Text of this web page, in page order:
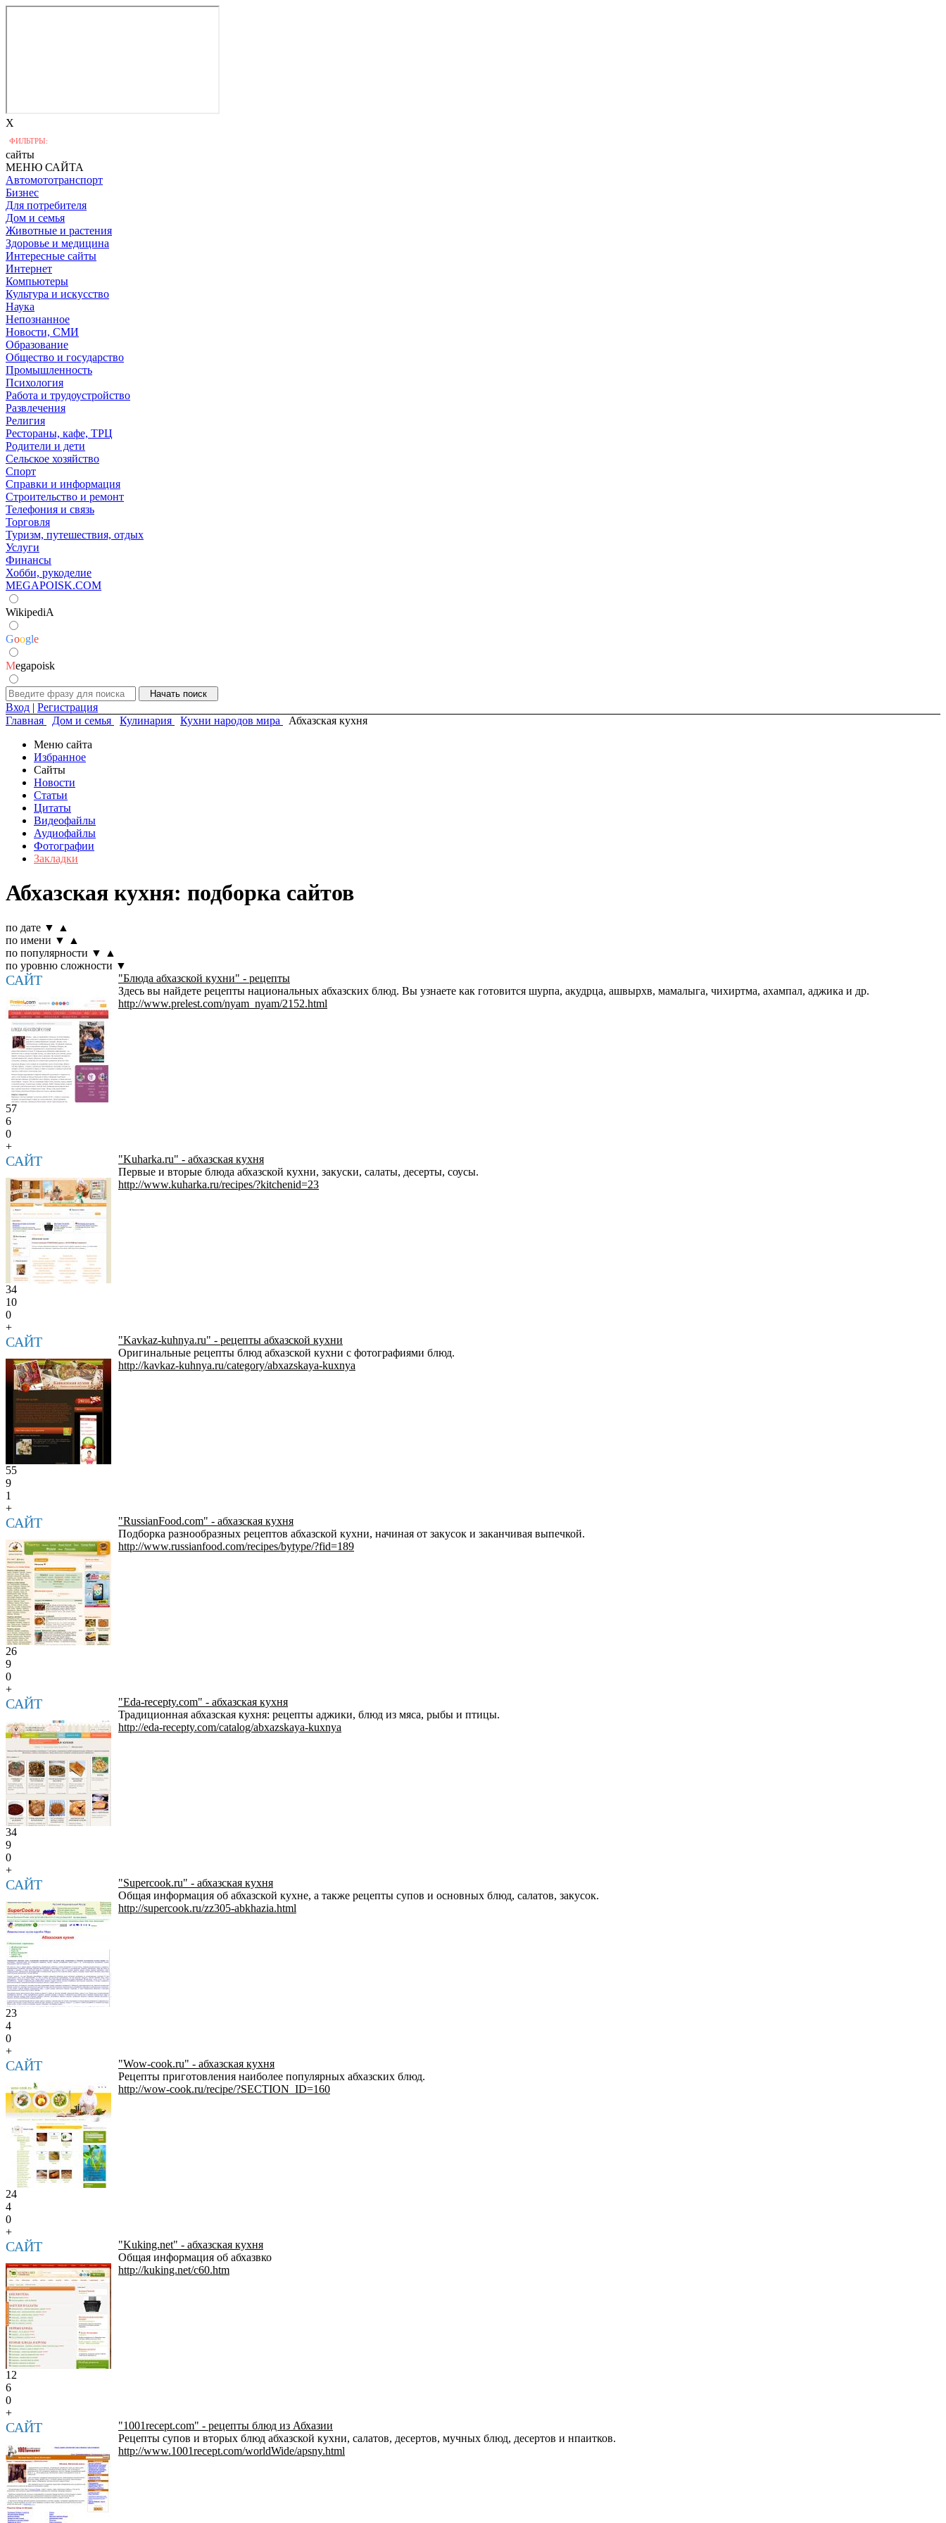
X
ФИЛЬТРЫ:
сайты
МЕНЮ САЙТА
Автомототранспорт
Бизнес
Для потребителя
Дом и семья
Животные и растения
Здоровье и медицина
Интересные сайты
Интернет
Компьютеры
Культура и искусство
Наука
Непознанное
Новости, СМИ
Образование
Общество и государство
Промышленность
Психология
Работа и трудоустройство
Развлечения
Религия
Рестораны, кафе, ТРЦ
Родители и дети
Сельское хозяйство
Спорт
Справки и информация
Строительство и ремонт
Телефония и связь
Торговля
Туризм, путешествия, отдых
Услуги
Финансы
Хобби, рукоделие
MEGAPOISK.COM
WikipediA
Google
Megapoisk
Вход | Регистрация
Главная
Дом и семья Кулинария Кухни народов мира
Абхазская кухня
Меню сайта
Избранное
Сайты
Новости
Статьи
Цитаты
Видеофайлы
Аудиофайлы
Фотографии
Закладки
Абхазская кухня: подборка сайтов
по дате ▼
▲
по имени ▼
▲
по популярности ▼
▲
по уровню сложности ▼
САЙТ
"Блюда абхазской кухни" - рецепты
Здесь вы найдете рецепты национальных абхазских блюд. Вы узнаете как готовится шурпа, акудрца, ашвырхв, мамалыга, чихиртма, ахампал, аджика и др.
http://www.prelest.com/nyam_nyam/2152.html
57
6
0
+
САЙТ
"Kuharka.ru" - абхазская кухня
Первые и вторые блюда абхазской кухни, закуски, салаты, десерты, соусы.
http://www.kuharka.ru/recipes/?kitchenid=23
34
10
0
+
САЙТ
"Kavkaz-kuhnya.ru" - рецепты абхазской кухни
Оригинальные рецепты блюд абхазской кухни с фотографиями блюд.
http://kavkaz-kuhnya.ru/category/abxazskaya-kuxnya
55
9
1
+
САЙТ
"RussianFood.com" - абхазская кухня
Подборка разнообразных рецептов абхазской кухни, начиная от закусок и заканчивая выпечкой.
http://www.russianfood.com/recipes/bytype/?fid=189
26
9
0
+
САЙТ
"Eda-recepty.com" - абхазская кухня
Традиционная абхазская кухня: рецепты аджики, блюд из мяса, рыбы и птицы.
http://eda-recepty.com/catalog/abxazskaya-kuxnya
34
9
0
+
САЙТ
"Supercook.ru" - абхазская кухня
Общая информация об абхазской кухне, а также рецепты супов и основных блюд, салатов, закусок.
http://supercook.ru/zz305-abkhazia.html
23
4
0
+
САЙТ
"Wow-cook.ru" - абхазская кухня
Рецепты приготовления наиболее популярных абхазских блюд.
http://wow-cook.ru/recipe/?SECTION_ID=160
24
4
0
+
САЙТ
"Kuking.net" - абхазская кухня
Общая информация об абхазвко
http://kuking.net/c60.htm
12
6
0
+
САЙТ
"1001recept.com" - рецепты блюд из Абхазии
Рецепты супов и вторых блюд абхазской кухни, салатов, десертов, мучных блюд, десертов и нпаитков.
http://www.1001recept.com/worldWide/apsny.html